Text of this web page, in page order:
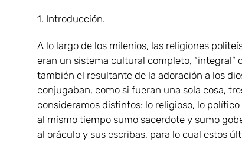
1. Introducción.
A lo largo de los milenios, las religiones
eran un sistema cultural completo, “integral”
también el resultante de la adoración a los
conjugaban, como si fueran una sola cosa,
consideramos distintos: lo religioso, lo
al mismo tiempo sumo sacerdote y sumo
al oráculo y sus escribas, para lo cual estos